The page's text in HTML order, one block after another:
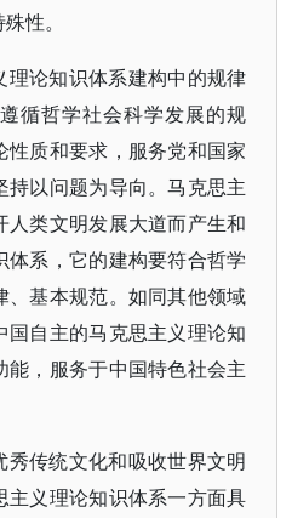
性。
理论知识体系建构中的规律
循哲学社会科学发展的规
质和要求，服务党和国家
持以问题为导向。马克思主
人类文明发展大道而产生和
系，它的建构要符合哲学
基本规范。如同其他领域
国自主的马克思主义理论知
，服务于中国特色社会主
秀传统文化和吸收世界文明
主义理论知识体系一方面具